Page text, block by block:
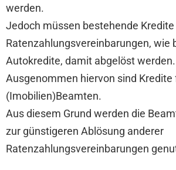
werden.
Jedoch müssen bestehende Kredite
Ratenzahlungsvereinbarungen, wie
Autokredite, damit abgelöst werden.
Ausgenommen hiervon sind Kredite
(Imobilien)Beamten.
Aus diesem Grund werden die
zur günstigeren Ablösung anderer
Ratenzahlungsvereinbarungen